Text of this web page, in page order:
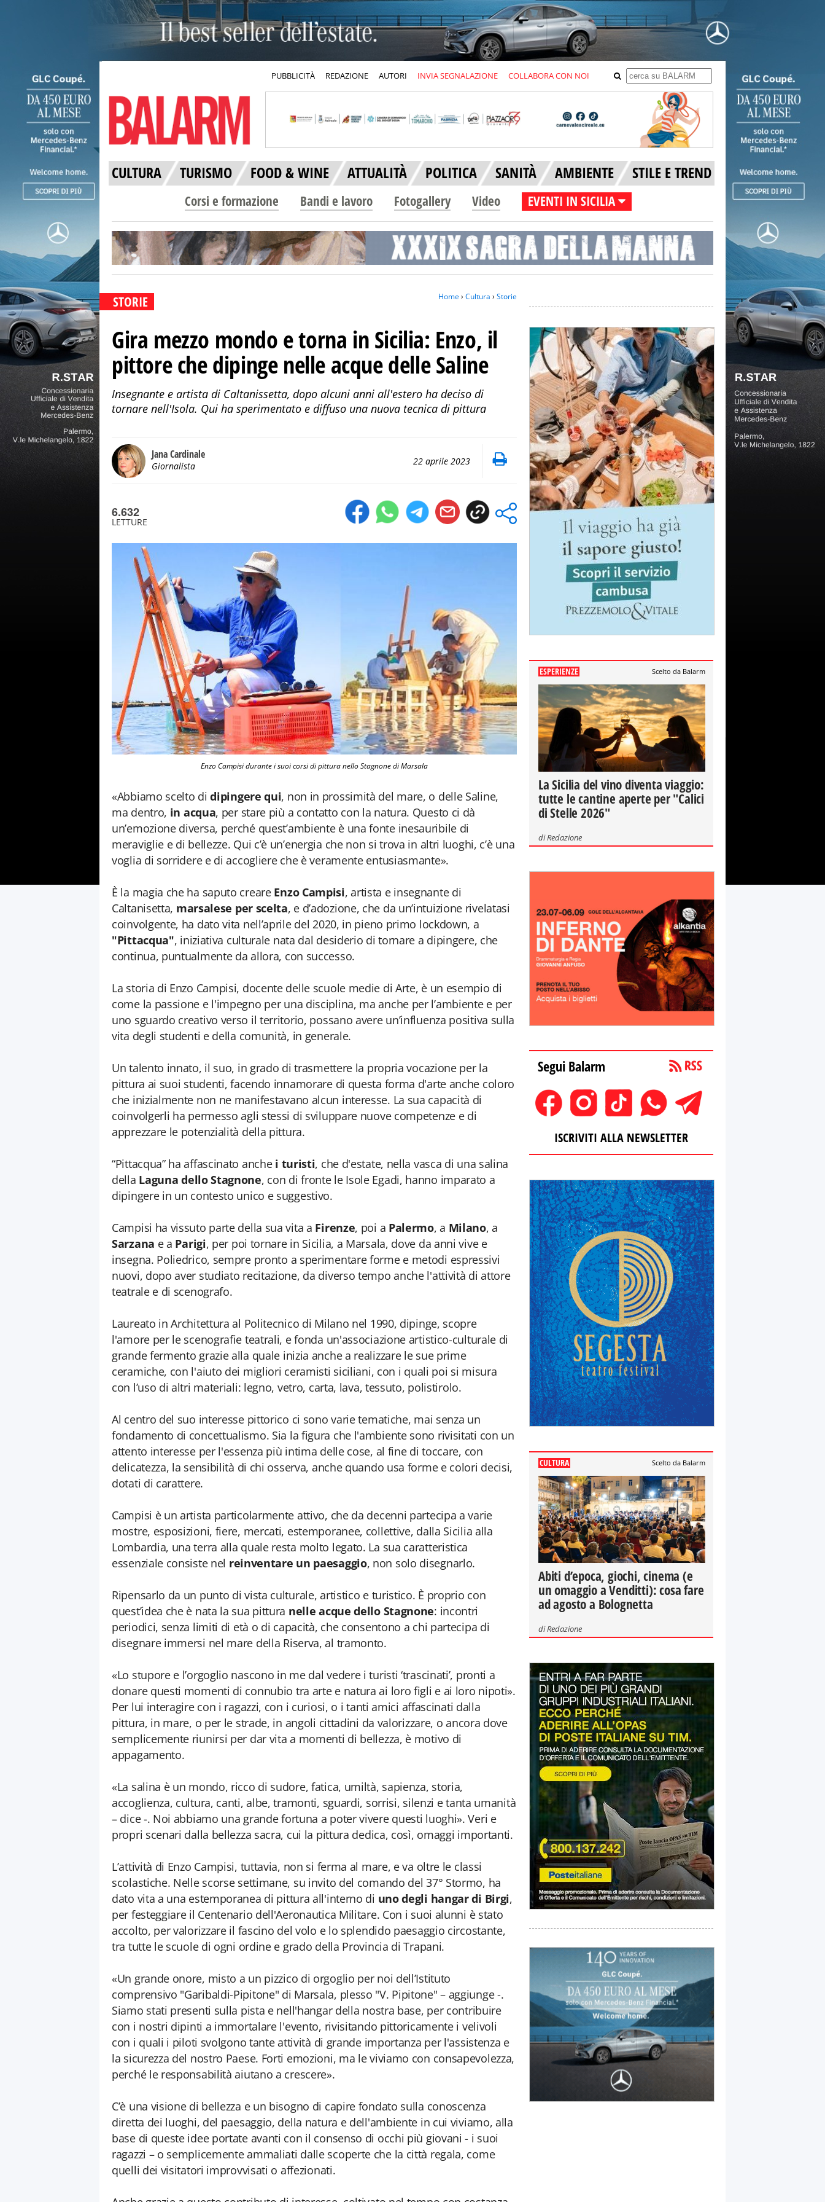
PUBBLICITÀ REDAZIONE AUTORI INVIA SEGNALAZIONE COLLABORA CON NOI
CULTURA TURISMO FOOD & WINE ATTUALITÀ POLITICA SANITÀ AMBIENTE STILE E TREND
Corsi e formazione Bandi e lavoro Fotogallery Video EVENTI IN SICILIA
STORIE Home› Cultura › Storie
Gira mezzo mondo e torna in Sicilia: Enzo, il
pittore che dipinge nelle acque delle Saline
Insegnante e artista di Caltanissetta, dopo alcuni anni all'estero ha deciso di
tornare nell'Isola. Qui ha sperimentato e diffuso una nuova tecnica di pittura
Jana Cardinale
Giornalista 22 aprile 2023
6.632
LETTURE
Enzo Campisi durante i suoi corsi di pittura nello Stagnone di Marsala
«Abbiamo scelto didipingere qui, non in prossimità del mare, o delle Saline,
ma dentro, in acqua, per stare più a contatto con la natura. Questo ci dà
un’emozione diversa, perché quest’ambiente è una fonte inesauribile di
meraviglie e di bellezze. Qui c’è un’energia che non si trova in altri luoghi, c’è una
voglia di sorridere e di accogliere che è veramente entusiasmante».
È la magia che ha saputo creare Enzo Campisi, artista e insegnante di
Caltanisetta, marsalese per scelta, e d’adozione, che da un’intuizione rivelatasi
coinvolgente, ha dato vita nell’aprile del 2020, in pieno primo lockdown, a
"Pittacqua", iniziativa culturale nata dal desiderio di tornare a dipingere, che
continua, puntualmente da allora, con successo.
La storia di Enzo Campisi, docente delle scuole medie di Arte, è un esempio di
come la passione e l'impegno per una disciplina, ma anche per l’ambiente e per
uno sguardo creativo verso il territorio, possano avere un’influenza positiva sulla
vita degli studenti e della comunità, in generale.
Un talento innato, il suo, in grado di trasmettere la propria vocazione per la
pittura ai suoi studenti, facendo innamorare di questa forma d'arte anche coloro
che inizialmente non ne manifestavano alcun interesse. La sua capacità di
coinvolgerli ha permesso agli stessi di sviluppare nuove competenze e di
apprezzare le potenzialità della pittura.
“Pittacqua” ha affascinato anchei turisti, che d'estate, nella vasca di una salina
della Laguna dello Stagnone, con di fronte le Isole Egadi, hanno imparato a
dipingere in un contesto unico e suggestivo.
Campisi ha vissuto parte della sua vita a Firenze, poi a Palermo, a Milano, a
Sarzana e a Parigi, per poi tornare in Sicilia, a Marsala, dove da anni vive e
insegna. Poliedrico, sempre pronto a sperimentare forme e metodi espressivi
nuovi, dopo aver studiato recitazione, da diverso tempo anche l'attività di attore
teatrale e di scenografo.
Laureato in Architettura al Politecnico di Milano nel 1990, dipinge, scopre
l'amore per le scenografie teatrali, e fonda un'associazione artistico-culturale di
grande fermento grazie alla quale inizia anche a realizzare le sue prime
ceramiche, con l'aiuto dei migliori ceramisti siciliani, con i quali poi si misura
con l’uso di altri materiali: legno, vetro, carta, lava, tessuto, polistirolo.
Al centro del suo interesse pittorico ci sono varie tematiche, mai senza un
fondamento di concettualismo. Sia la figura che l'ambiente sono rivisitati con un
attento interesse per l'essenza più intima delle cose, al fine di toccare, con
delicatezza, la sensibilità di chi osserva, anche quando usa forme e colori decisi,
dotati di carattere.
Campisi è un artista particolarmente attivo, che da decenni partecipa a varie
mostre, esposizioni, fiere, mercati, estemporanee, collettive, dalla Sicilia alla
Lombardia, una terra alla quale resta molto legato. La sua caratteristica
essenziale consiste nel reinventare un paesaggio, non solo disegnarlo.
Ripensarlo da un punto di vista culturale, artistico e turistico. È proprio con
quest’idea che è nata la sua pittura nelle acque dello Stagnone: incontri
periodici, senza limiti di età o di capacità, che consentono a chi partecipa di
disegnare immersi nel mare della Riserva, al tramonto.
«Lo stupore e l’orgoglio nascono in me dal vedere i turisti ‘trascinati’, pronti a
donare questi momenti di connubio tra arte e natura ai loro figli e ai loro nipoti».
Per lui interagire con i ragazzi, con i curiosi, o i tanti amici affascinati dalla
pittura, in mare, o per le strade, in angoli cittadini da valorizzare, o ancora dove
semplicemente riunirsi per dar vita a momenti di bellezza, è motivo di
appagamento.
«La salina è un mondo, ricco di sudore, fatica, umiltà, sapienza, storia,
accoglienza, cultura, canti, albe, tramonti, sguardi, sorrisi, silenzi e tanta umanità
– dice -. Noi abbiamo una grande fortuna a poter vivere questi luoghi». Veri e
propri scenari dalla bellezza sacra, cui la pittura dedica, così, omaggi importanti.
L’attività di Enzo Campisi, tuttavia, non si ferma al mare, e va oltre le classi
scolastiche. Nelle scorse settimane, su invito del comando del 37° Stormo, ha
dato vita a una estemporanea di pittura all'interno di uno degli hangar di Birgi,
per festeggiare il Centenario dell'Aeronautica Militare. Con i suoi alunni è stato
accolto, per valorizzare il fascino del volo e lo splendido paesaggio circostante,
tra tutte le scuole di ogni ordine e grado della Provincia di Trapani.
«Un grande onore, misto a un pizzico di orgoglio per noi dell’Istituto
comprensivo "Garibaldi-Pipitone" di Marsala, plesso "V. Pipitone" – aggiunge -.
Siamo stati presenti sulla pista e nell'hangar della nostra base, per contribuire
con i nostri dipinti a immortalare l'evento, rivisitando pittoricamente i velivoli
con i quali i piloti svolgono tante attività di grande importanza per l'assistenza e
la sicurezza del nostro Paese. Forti emozioni, ma le viviamo con consapevolezza,
perché le responsabilità aiutano a crescere».
C’è una visione di bellezza e un bisogno di capire fondato sulla conoscenza
diretta dei luoghi, del paesaggio, della natura e dell'ambiente in cui viviamo, alla
base di queste idee portate avanti con il consenso di occhi più giovani - i suoi
ragazzi – o semplicemente ammaliati dalle scoperte che la città regala, come
quelli dei visitatori improvvisati o affezionati.
ESPERIENZE Scelto da Balarm
La Sicilia del vino diventa viaggio:
tutte le cantine aperte per "Calici
di Stelle 2026"
diRedazione
Segui Balarm
ISCRIVITI ALLA NEWSLETTER
CULTURA Scelto da Balarm
Abiti d’epoca, giochi, cinema (e
un omaggio a Venditti): cosa fare
ad agosto a Bolognetta
diRedazione